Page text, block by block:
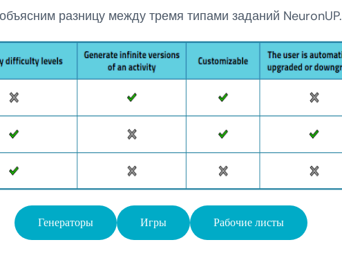
разницу между тремя типами заданий NeuronUP.
Генераторы Игры Рабочие листы